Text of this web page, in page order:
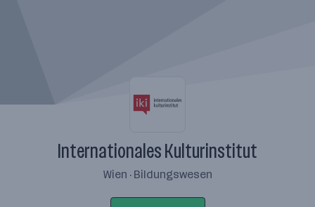
Internationales Kulturinstitut
Wien · Bildungswesen